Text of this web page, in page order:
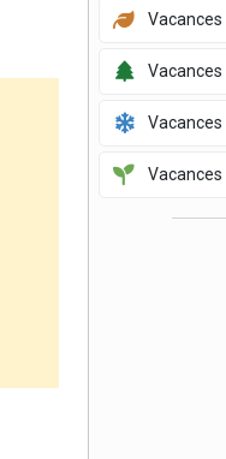
Vacances
Vacances
Vacances
Vacances